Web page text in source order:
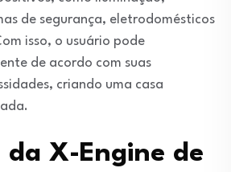
de segurança, eletrodomésticos
isso, o usuário pode
de acordo com suas
criando uma casa
da X-Engine de